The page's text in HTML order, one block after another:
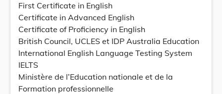
First Certificate in English
Certificate in Advanced English
Certificate of Proficiency in English
British Council, UCLES et IDP Australia Education
International English Language Testing System
IELTS
Ministère de l’Education nationale et de la
Formation professionnelle